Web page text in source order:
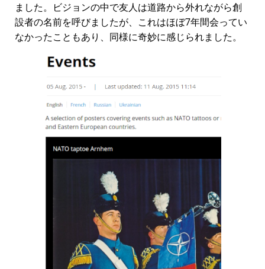
ました。ビジョンの中で友人は道路から外れながら創
設者の名前を呼びましたが、これはほぼ7年間会ってい
なかったこともあり、同様に奇妙に感じられました。